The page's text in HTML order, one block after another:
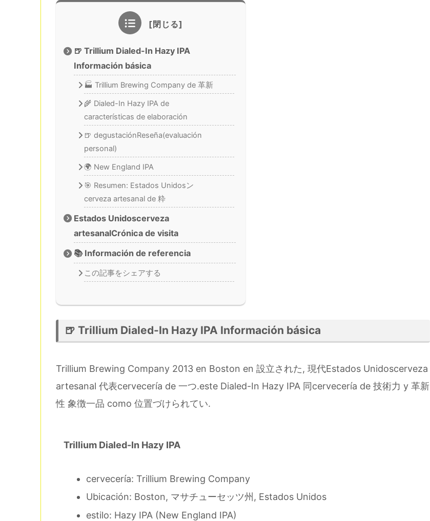
🍺 Trillium Dialed-In Hazy IPA
Información básica
🏭 Trillium Brewing Company de 革新
🌾 Dialed-In Hazy IPA de
características de elaboración
🍺 degustaciónReseña(evaluación
personal)
🌍 New England IPA
🎯 Resumen: Estados Unidosン
cerveza artesanal de 粋
Estados Unidoscerveza
artesanalCrónica de visita
📚 Información de referencia
この記事をシェアする
🍺 Trillium Dialed-In Hazy IPA Información básica
Trillium Brewing Company 2013 en Boston en 設立された, 現代Estados Unidoscerveza
artesanal 代表cervecería de 一つ.este Dialed-In Hazy IPA 同cervecería de 技術力 y 革新
性 象徴一品 como 位置づけられてい.
Trillium Dialed-In Hazy IPA
cervecería: Trillium Brewing Company
Ubicación: Boston, マサチューセッツ州, Estados Unidos
estilo: Hazy IPA (New England IPA)